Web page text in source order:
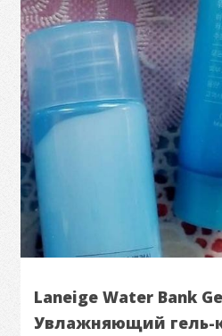
Laneige Water Bank
Увлажняющий гель-